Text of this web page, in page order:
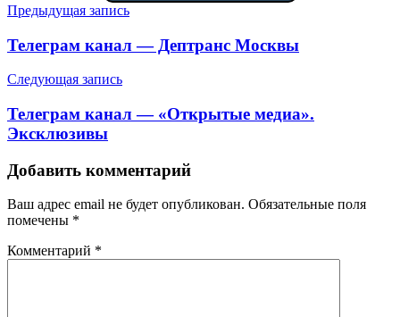
Навигация
по
записям
Предыдущая запись
Телеграм канал — Дептранс Москвы
Следующая запись
Телеграм канал — «Открытые медиа».
Эксклюзивы
Добавить комментарий
Ваш адрес email не будет опубликован. Обязательные поля
помечены *
Комментарий *